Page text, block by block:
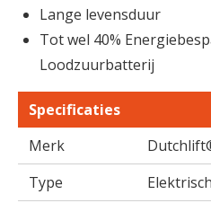
Lange levensduur
Tot wel 40%
Loodzuurbatterij
Specificaties
Merk
Type